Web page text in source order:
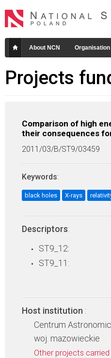
About NCN Organisation
Projects
Comparison of high
their consequences
2011/03/B/ST9/03459
Keywords:
black holes X-rays
Descriptors:
ST9_12:
ST9_11:
Host institution :
Centrum
woj. mazowieckie
Other projects